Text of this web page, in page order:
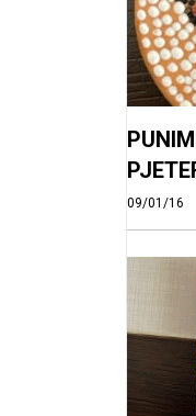
09/01/16